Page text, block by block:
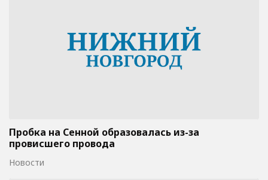
Пробка на Сенной образовалась из-за
провисшего провода
Новости